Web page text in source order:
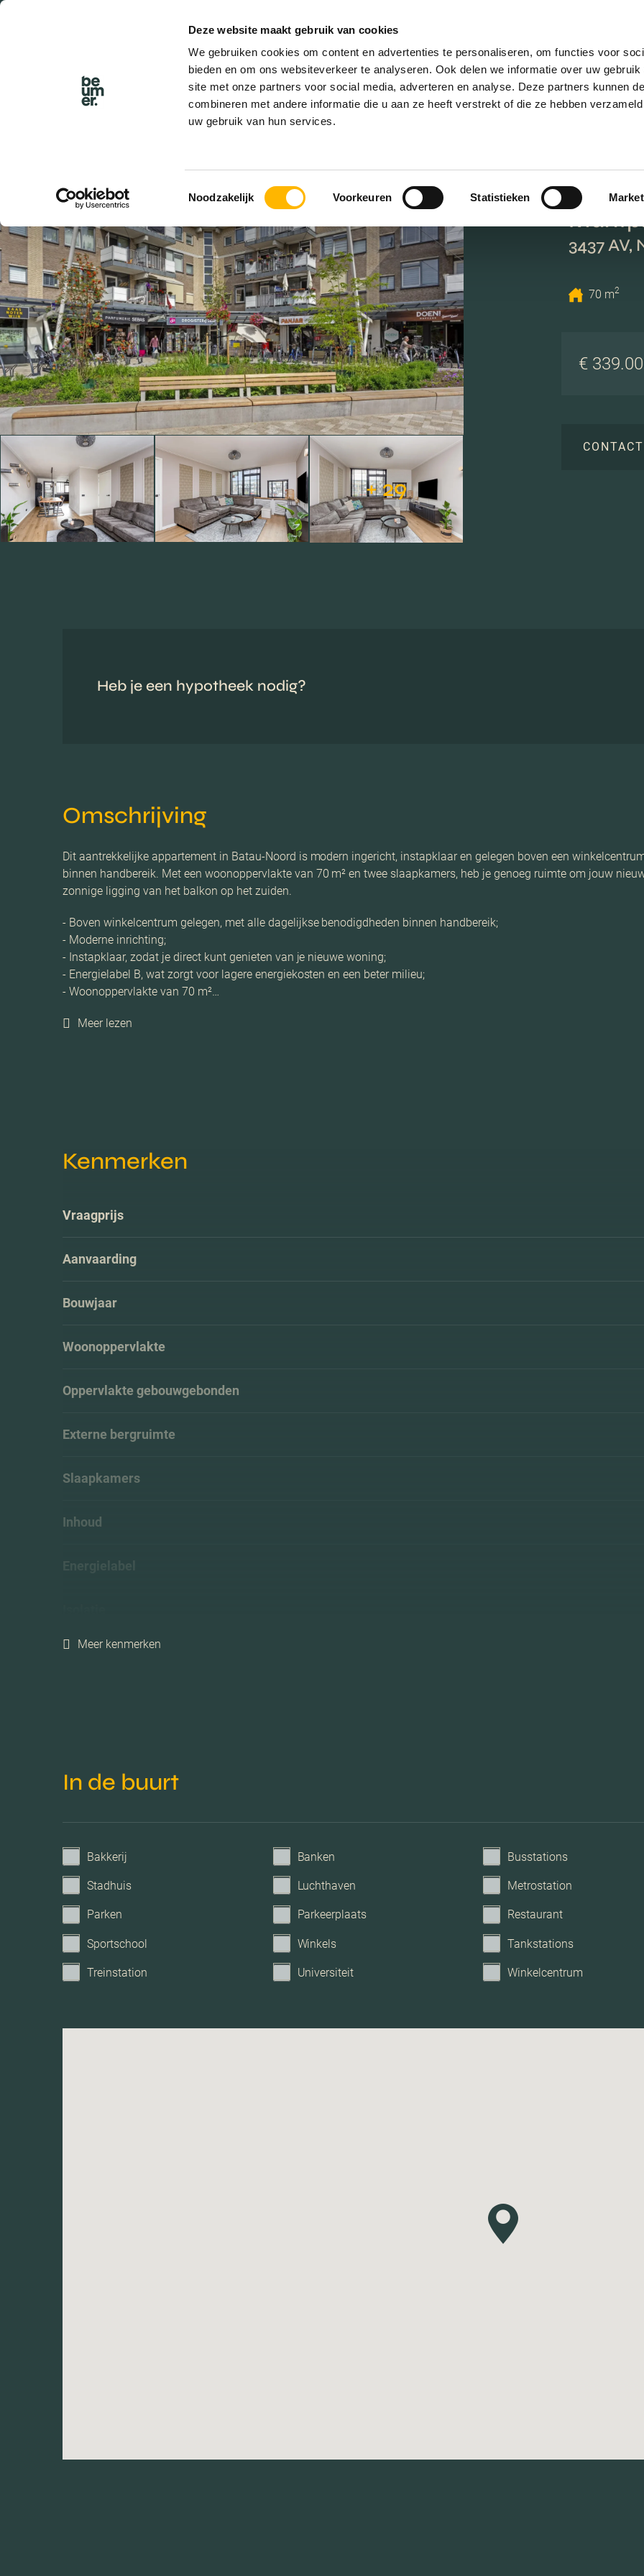
Deze website maakt gebruik van cookies
We gebruiken cookies om content en advertenties te personaliseren, om functies voor
bieden en om ons websiteverkeer te analyseren. Ook delen we informatie over uw gebruik
site met onze partners voor social media, adverteren en analyse. Deze partners kunnen
combineren met andere informatie die u aan ze heeft verstrekt of die ze hebben
uw gebruik van hun services.
Toestemmingsselectie
Noodzakelijk Voorkeuren Statistieken
+ 29
3437
70 m2
€
CONTACT
Heb je een hypotheek nodig?
Omschrijving
Dit aantrekkelijke appartement in Batau-Noord is modern ingericht, instapklaar en gelegen boven een
binnen handbereik. Met een woonoppervlakte van 70 m² en twee slaapkamers, heb je genoeg ruimte om jouw
zonnige ligging van het balkon op het zuiden.
- Boven winkelcentrum gelegen, met alle dagelijkse benodigdheden binnen handbereik;
- Moderne inrichting;
- Instapklaar, zodat je direct kunt genieten van je nieuwe woning;
- Energielabel B, wat zorgt voor lagere energiekosten en een beter milieu;
- Woonoppervlakte van 70 m²…
Meer lezen
Kenmerken
Vraagprijs
Aanvaarding
Bouwjaar
Woonoppervlakte
Oppervlakte gebouwgebonden
Externe bergruimte
Slaapkamers
Inhoud
Energielabel
Verwarming
Garage
Meer kenmerken
In de buurt
Bakkerij Banken Busstations
Stadhuis Luchthaven Metrostation
Parken Parkeerplaats Restaurant
Sportschool Winkels Tankstations
Treinstation Universiteit Winkelcentrum